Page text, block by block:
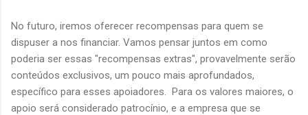
No futuro, iremos oferecer recompensas para quem se
dispuser a nos financiar. Vamos pensar juntos em como
poderia ser essas "recompensas extras", provavelmente serão
conteúdos exclusivos, um pouco mais aprofundados,
específico para esses apoiadores. Para os valores maiores, o
apoio será considerado patrocínio, e a empresa que se